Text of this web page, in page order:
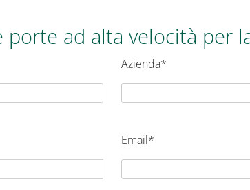
ad alta velocità per
Azienda*
Email*